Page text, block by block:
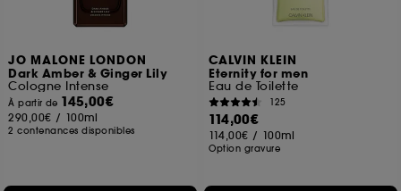
JO MALONE LONDON
Dark Amber & Ginger Lily
Cologne Intense
À partir de 145,00€
290,00€ / 100ml
2 contenances disponibles
CALVIN KLEIN
Eternity for men
Eau de Toilette
125
114,00€
114,00€ / 100ml
Option gravure